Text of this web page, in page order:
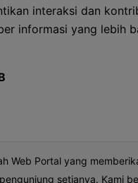
interaksi dan
informasi yang lebih
Web Portal yang
setianya. Kami